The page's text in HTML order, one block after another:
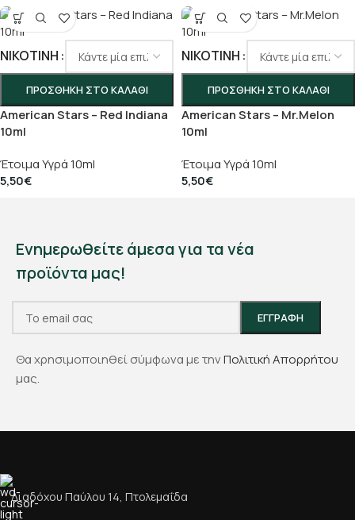
ΝΙΚΟΤΊΝΗ
ΠΡΟΣΘΉΚΗ ΣΤΟ ΚΑΛΆΘΙ
American Stars – Red Indiana
10ml
Έτοιμα Υγρά 10ml
5,50€
ΝΙΚΟΤΊΝΗ
ΠΡΟΣΘΉΚΗ ΣΤΟ ΚΑΛΆΘΙ
American Stars – Mr.Melon
10ml
Έτοιμα Υγρά 10ml
5,50€
Ενημερωθείτε άμεσα για τα νέα
προϊόντα μας!
Θα χρησιμοποιηθεί σύμφωνα με τηνΠολιτική Απορρήτου
μας.
Διαδόχου Παύλου 14, Πτολεμαΐδα